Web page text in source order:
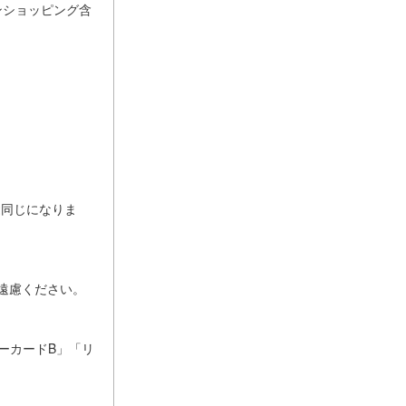
ョッピング含
じになりま
ください。
カードB」「リ